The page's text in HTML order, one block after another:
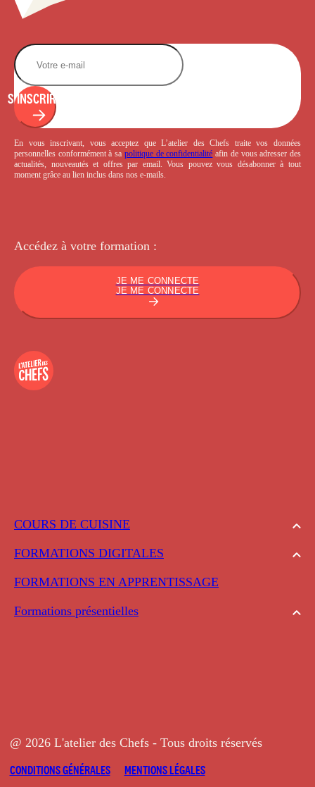
COURS DE CUISINE
FORMATIONS DIGITALES
FORMATIONS EN APPRENTISSAGE
Formations présentielles
S'INSCRIRE
En vous inscrivant, vous acceptez que L’atelier des Chefs traite vos données
personnelles conformément à sa politique de confidentialité afin de vous adresser des
actualités, nouveautés et offres par email. Vous pouvez vous désabonner à tout
moment grâce au lien inclus dans nos e-mails.
Accédez à votre formation :
JE ME CONNECTE
JE ME CONNECTE
@ 2026 L'atelier des Chefs - Tous droits réservés
CONDITIONS GÉNÉRALES
MENTIONS LÉGALES